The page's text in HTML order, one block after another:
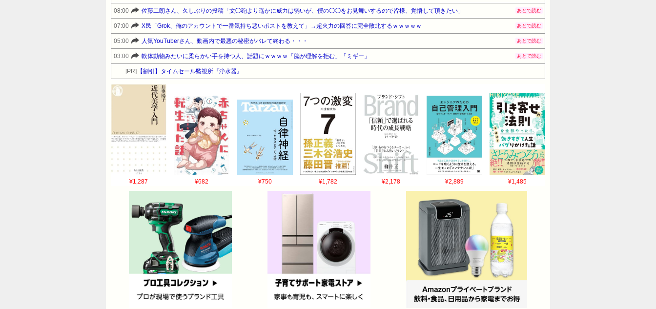
08:00 佐藤二朗さん、久しぶりの投稿「文◯砲より遥かに威力は弱いが、僕の◯◯をお見舞いするので皆様、覚悟して頂きたい」 あとで読む
07:00 X民「Grok、俺のアカウントで一番気持ち悪いポストを教えて」→超火力の回答に完全敗北するｗｗｗｗｗ あとで読む
05:00 人気YouTuberさん、動画内で最悪の秘密がバレて終わる・・・ あとで読む
03:00 軟体動物みたいに柔らかい手を持つ人、話題にｗｗｗｗ「脳が理解を拒む」「ミギー」 あとで読む
[PR] 【割引】タイムセール監視所『浄水器』
¥1,287 ¥682 ¥750 ¥1,782 ¥2,178 ¥2,889 ¥1,485